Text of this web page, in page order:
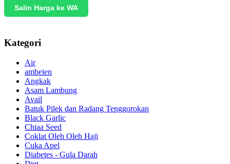
Salin Harga ke WA
Kategori
Air
ambeien
Angkak
Asam Lambung
Avail
Batuk Pilek dan Radang Tenggorokan
Black Garlic
Chiaa Seed
Coklat Oleh Oleh Haji
Cuka Apel
Diabetes - Gula Darah